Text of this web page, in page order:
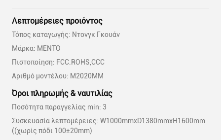
Λεπτομέρειες προιόντος
Τόπος καταγωγής: Ντονγκ Γκουάν
Μάρκα: MENTO
Πιστοποίηση: FCC.ROHS,CCC
Αριθμό μοντέλου: M2020MM
Όροι πληρωμής & ναυτιλίας
Ποσότητα παραγγελίας min: 3
Συσκευασία λεπτομέρειες: W1000mmxD1380mmxH1600mm
((χωρίς πόδι 100±20mm)